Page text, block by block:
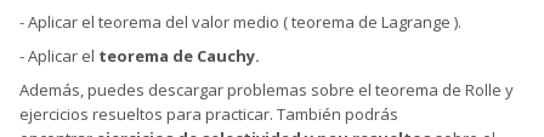
- Aplicar el teorema del valor medio ( teorema de Lagrange ).
- Aplicar el teorema de Cauchy.
Además, puedes descargar problemas sobre el teorema de Rolle y
ejercicios resueltos para practicar. También podrás